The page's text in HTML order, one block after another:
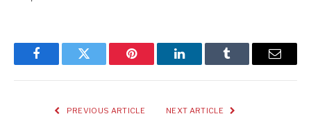
FacebookTwitter Pinterest LinkedInTumblr Email
PREVIOUS ARTICLE NEXT ARTICLE